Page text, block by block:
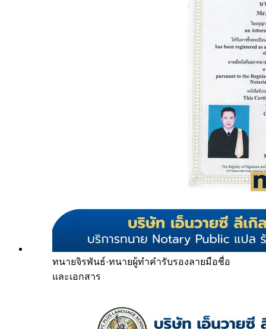
ทนายจิรพันธ์·ทนายผู้ทำคำรับรองลายมือชื่อ
และเอกสาร